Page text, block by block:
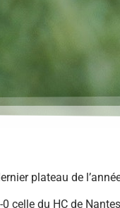
plateau de
celle du HC de